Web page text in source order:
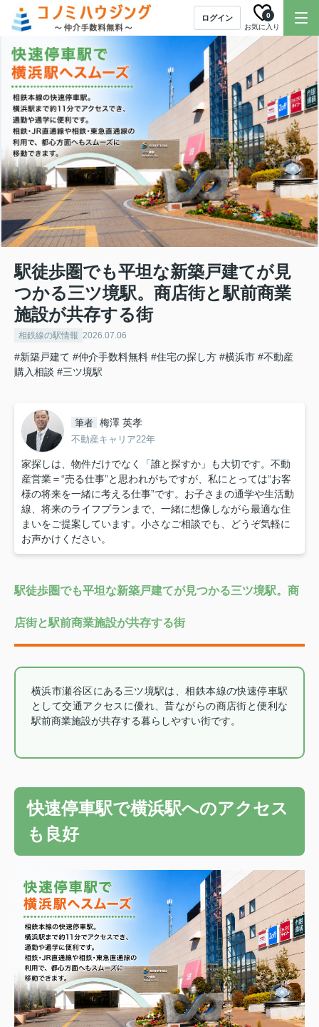
ログイン
お気に入り
0
駅徒歩圏でも平坦な新築戸建てが見
つかる三ツ境駅。商店街と駅前商業
施設が共存する街
相鉄線の駅情報 2026.07.06
#新築戸建て #仲介手数料無料 #住宅の探し方 #横浜市 #不動産
購入相談 #三ツ境駅
筆者 梅澤 英孝
不動産キャリア22年
家探しは、物件だけでなく「誰と探すか」も大切です。不動
産営業＝“売る仕事”と思われがちですが、私にとっては“お客
様の将来を一緒に考える仕事”です。お子さまの通学や生活動
線、将来のライフプランまで、一緒に想像しながら最適な住
まいをご提案しています。小さなご相談でも、どうぞ気軽に
お声かけください。
駅徒歩圏でも平坦な新築戸建てが見つかる三ツ境駅。商
店街と駅前商業施設が共存する街
横浜市瀬谷区にある三ツ境駅は、相鉄本線の快速停車駅
として交通アクセスに優れ、昔ながらの商店街と便利な
駅前商業施設が共存する暮らしやすい街です。
快速停車駅で横浜駅へのアクセス
も良好